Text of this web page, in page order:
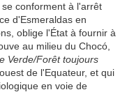
conforment à l'arrêt
d'Esmeraldas en
oblige l'État à fournir à
au milieu du Chocó,
Verde/Forêt toujours
de l'Equateur, et qui
en voie de